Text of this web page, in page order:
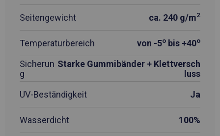
Seitengewicht ca. 240 g/m2
Temperaturbereich von -5o bis +40o
Sicherun
g
Starke Gummibänder + Klettversch
luss
UV-Beständigkeit
Ja
Wasserdicht 100%